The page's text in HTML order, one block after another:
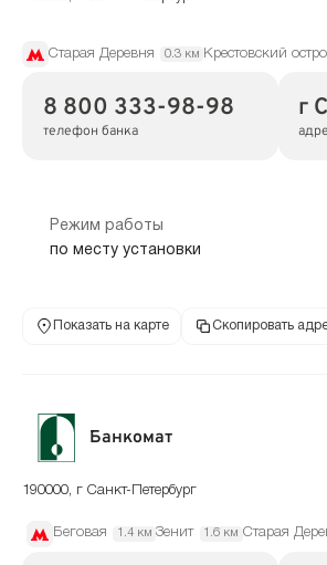
Старая Деревня 0.3 км Крестовский
8 800 333-98-98
телефон банка
г
Режим работы
по месту установки
Показать на карте Скопировать
Банкомат
190000, г Санкт-Петербург
Беговая 1.4 км Зенит 1.6 км Старая